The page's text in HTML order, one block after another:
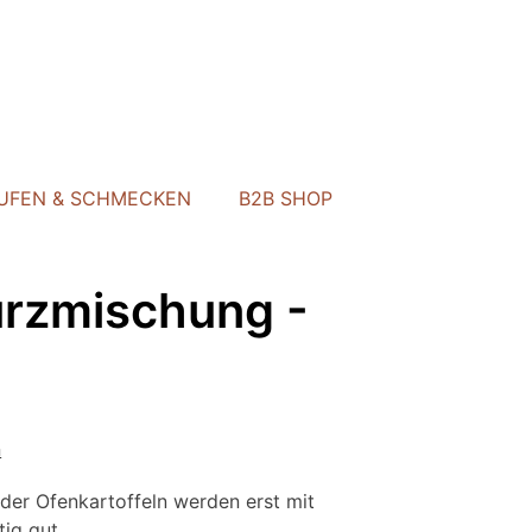
& SCHMECKEN B2B SHOP
-
Ofenkartoffeln werden erst mit